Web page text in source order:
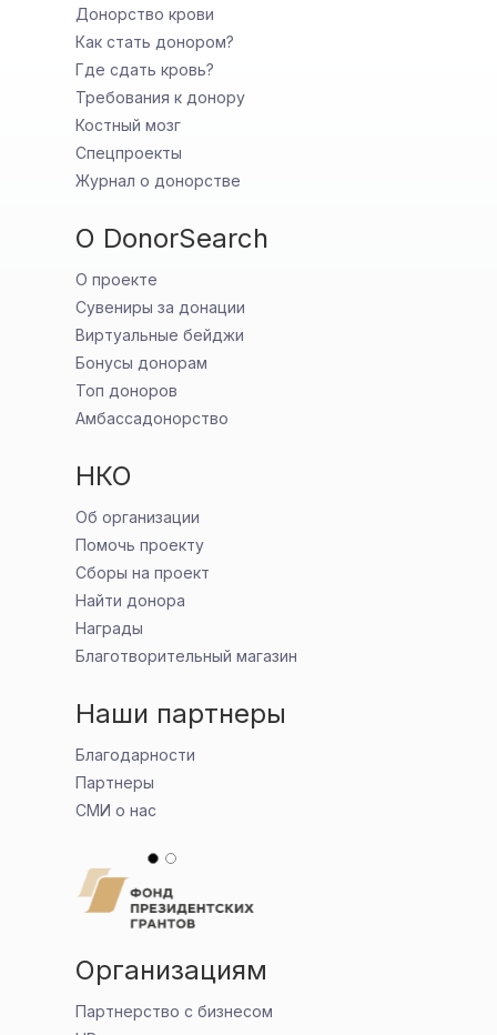
Донорство крови
Как стать донором?
Где сдать кровь?
Требования к донору
Костный мозг
Спецпроекты
Журнал о донорстве
О DonorSearch
О проекте
Сувениры за донации
Виртуальные бейджи
Бонусы донорам
Топ доноров
Амбассадонорство
НКО
Об организации
Помочь проекту
Сборы на проект
Найти донора
Награды
Благотворительный магазин
Наши партнеры
Благодарности
Партнеры
СМИ о нас
Организациям
Партнерство с бизнесом